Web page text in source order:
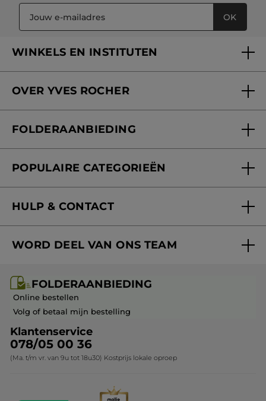
OK
WINKELS EN INSTITUTEN
Verzorging in onze Schoonheidsinstituten
OVER YVES ROCHER
Onze beloften
Blog Act Beautiful
FOLDERAANBIEDING
POPULAIRE CATEGORIEËN
Aanbiedingen
Cadeau-ideeën
Kerstcollectie
HULP & CONTACT
Mijn geschenken
Veelgestelde vragen
Contact opnemen
WORD DEEL VAN ONS TEAM
Franchisenemer of bedrijfsleider worden
FOLDERAANBIEDING
Online bestellen
Volg of betaal mijn bestelling
Klantenservice
078/05 00 36
(Ma. t/m vr. van 9u tot 18u30) Kostprijs lokale oproep